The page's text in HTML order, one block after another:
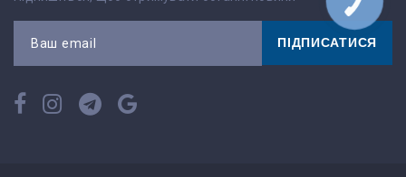
Ваш email ПІДПИСАТИСЯ
ЗВ'ЯЗКУ